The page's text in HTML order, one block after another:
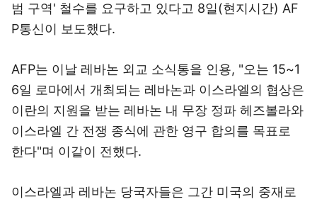
범 구역' 철수를 요구하고 있다고 8일(현지시간) AF
P통신이 보도했다.
AFP는 이날 레바논 외교 소식통을 인용, "오는 15~1
6일 로마에서 개최되는 레바논과 이스라엘의 협상은
이란의 지원을 받는 레바논 내 무장 정파 헤즈볼라와
이스라엘 간 전쟁 종식에 관한 영구 합의를 목표로
한다"며 이같이 전했다.
이스라엘과 레바논 당국자들은 그간 미국의 중재로